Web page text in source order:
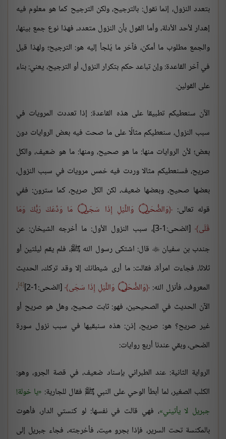
بتعدد النزول، إنما نقول: بالترجيح، ولكن الترجيح كما هو معلوم فيه
إهدار لأحد الأدلة، وأما القول بأن النزول متعدد، فهذا نوع جمع بينها،
والجمع مطلوب ما أمكن، فآخر ما يُلجأ إليه هو: الترجيح؛ ولهذا قيل
في آخر القاعدة: وإن تباعد حكم بتكرار النزول، أو الترجيح، يعني: بناء
على القولين.
الآن سنعطيكم تطبيقا على هذه القاعدة: إذا تعددت المرويات في
سبب النزول، سنعطيكم مثالًا على ما صحت فيه بعض الروايات دون
بعض؛ لأن الروايات منها: ما هو صحيح، ومنها: ما هو ضعيف، والكل
صريح، فسنعطيكم مثالا وردت فيه خمس مرويات في سبب النزول،
بعضها صحيح، وبعضها ضعيف، لكن الكل صريح، كما سترون: ففي
قوله تعالى: وَالضُّحَى۝ وَاللَّيْلِ إِذَا سَجَى۝ مَا وَدَّعَكَ رَبُّكَ وَمَا
قَلَى
[الضحى:1-3]، سبب النزول الأول: ما أخرجه الشيخان: عن
جندب بن سفيان قال: اشتكى رسول الله ﷺ، فلم يقم ليلتين أو
ثلاثا، فجاءت امرأة، فقالت: ما أرى شيطانك إلا وقد تركك، الحديث
المعروف، فأنزل الله: وَالضُّحَى۝ وَاللَّيْلِ إِذَا سَجَى [الضحى:1-2] [4] ،
الآن الحديث في الصحيحين، فهو: ثابت صحيح، وهل هو صريح أو
غير صريح؟ هو: صريح، إذن: هذه سنبقيها في سبب نزول سورة
الضحى، وبقي عندنا أربع روايات:
الرواية الثانية: عند الطبراني بإسناد ضعيف، في قصة الجرو، وهو:
الكلب الصغير، لما أبطأ الوحي على النبي ﷺ فقال للجارية: يا خولة!
جبريل لا يأتيني ، فهي قالت في نفسها: لو كنستي الدار، فأهوت
بالمكنسة تحت السرير، فإذا بجرو ميت، فأخرجته، فجاء جبريل إلى